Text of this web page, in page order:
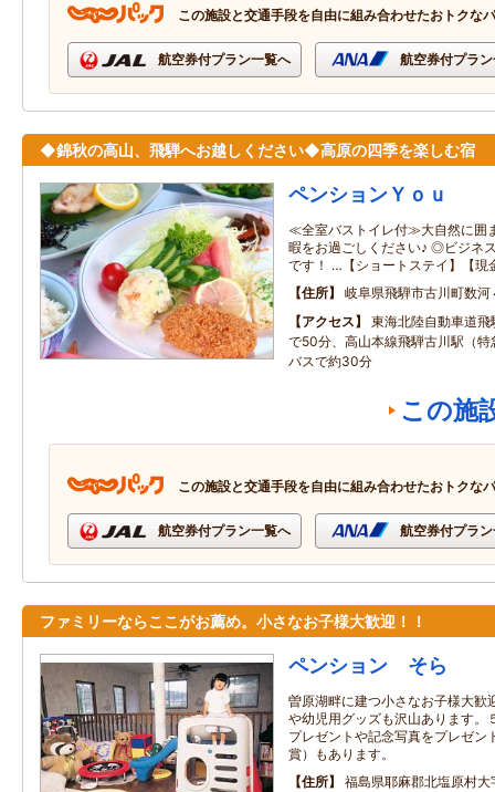
この施設と交通手段を自由に組み合わせたおトクな
航空券付プラン一覧へ 航空券付プラ
◆錦秋の高山、飛騨へお越しください◆高原の四季を楽しむ宿
ペンションＹｏｕ
≪全室バストイレ付≫大自然に囲
暇をお過ごしください♪ ◎ビジネ
です！ …【ショートステイ】【現
住所
岐阜県飛騨市古川町数
アクセス
東海北陸自動車道
で50分、高山本線飛騨古川駅（
バスで約30分
この施
この施設と交通手段を自由に組み合わせたおトクな
航空券付プラン一覧へ 航空券付プラ
ファミリーならここがお薦め。小さなお子様大歓迎！！
ペンション そら
曽原湖畔に建つ小さなお子様大歓
や幼児用グッズも沢山あります。
プレゼントや記念写真をプレゼン
賞）もあります。
住所
福島県耶麻郡北塩原村